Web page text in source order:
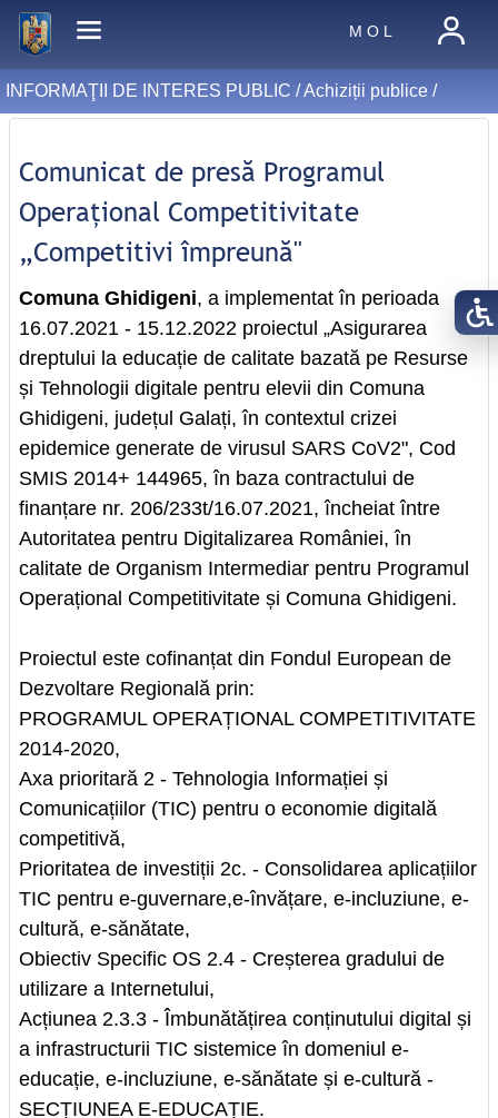
M O L
INFORMAŢII DE INTERES PUBLIC /Achiziții publice/
Comunicat de presă Programul
Operațional Competitivitate
„Competitivi împreună"
Comuna Ghidigeni, a implementat în perioada
16.07.2021 - 15.12.2022 proiectul „Asigurarea
dreptului la educație de calitate bazată pe Resurse
și Tehnologii digitale pentru elevii din Comuna
Ghidigeni, județul Galați, în contextul crizei
epidemice generate de virusul SARS CoV2", Cod
SMIS 2014+ 144965, în baza contractului de
finanțare nr. 206/233t/16.07.2021, încheiat între
Autoritatea pentru Digitalizarea României, în
calitate de Organism Intermediar pentru Programul
Operațional Competitivitate și Comuna Ghidigeni.
Proiectul este cofinanțat din Fondul European de
Dezvoltare Regională prin:
PROGRAMUL OPERAȚIONAL COMPETITIVITATE
2014-2020,
Axa prioritară 2 - Tehnologia Informației și
Comunicațiilor (TIC) pentru o economie digitală
competitivă,
Prioritatea de investiții 2c. - Consolidarea aplicațiilor
TIC pentru e-guvernare,e-învățare, e-incluziune, e-
cultură, e-sănătate,
Obiectiv Specific OS 2.4 - Creșterea gradului de
utilizare a Internetului,
Acțiunea 2.3.3 - Îmbunătățirea conținutului digital și
a infrastructurii TIC sistemice în domeniul e-
educație, e-incluziune, e-sănătate și e-cultură -
SECȚIUNEA E-EDUCAȚIE.